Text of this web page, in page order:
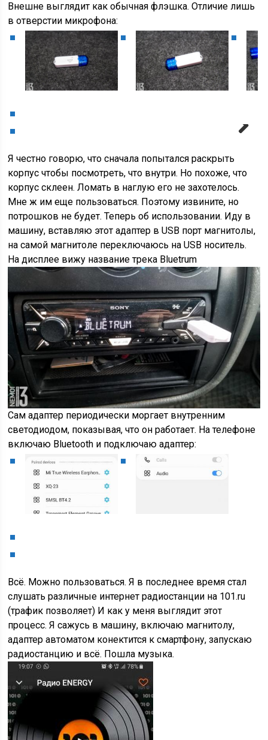
Внешне выглядит как обычная флэшка. Отличие лишь
в отверстии микрофона:
Я честно говорю, что сначала попытался раскрыть
корпус чтобы посмотреть, что внутри. Но похоже, что
корпус склеен. Ломать в наглую его не захотелось.
Мне ж им еще пользоваться. Поэтому извините, но
потрошков не будет. Теперь об использовании. Иду в
машину, вставляю этот адаптер в USB порт магнитолы,
на самой магнитоле переключаюсь на USB носитель.
На дисплее вижу название трека Bluetrum
Сам адаптер периодически моргает внутренним
светодиодом, показывая, что он работает. На телефоне
включаю Bluetooth и подключаю адаптер:
Всё. Можно пользоваться. Я в последнее время стал
слушать различные интернет радиостанции на 101.ru
(трафик позволяет) И как у меня выглядит этот
процесс. Я сажусь в машину, включаю магнитолу,
адаптер автоматом конектится к смартфону, запускаю
радиостанцию и всё. Пошла музыка.